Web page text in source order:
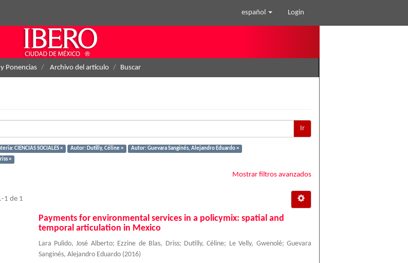
español Login
Ponencias Archivo del artículo Buscar
Ir
CIENCIAS SOCIALES × Autor: Dutilly, Céline ×
Autor: Guevara Sanginés, Alejandro Eduardo ×
×
Mostrar filtros avanzados
1 de 1
Payments for environmental services in a policymix: spatial and
temporal articulation in Mexico
Lara Pulido, José Alberto; Ezzine de Blas, Driss; Dutilly, Céline; Le Velly, Gwenolé;Guevara
Sanginés, Alejandro Eduardo (2016)